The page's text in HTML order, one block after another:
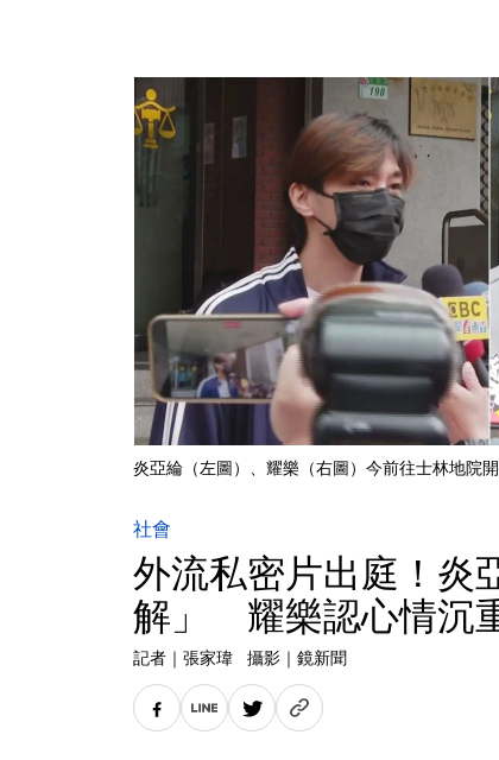
炎亞綸（左圖）、耀樂（右圖）今前往士林地院開
社會
外流私密片出庭！炎
解」 耀樂認心情沉
記者 ｜ 張家瑋 攝影 ｜ 鏡新聞